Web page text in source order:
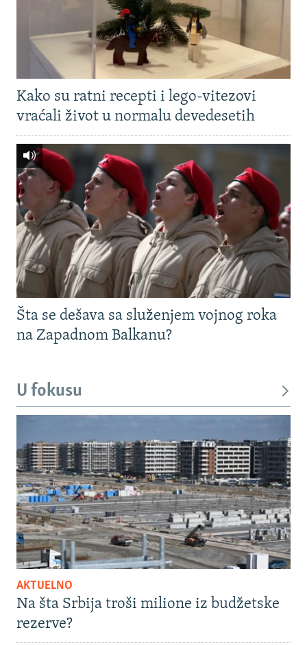
Kako su ratni recepti i lego-vitezovi
vraćali život u normalu devedesetih
Šta se dešava sa služenjem vojnog roka
na Zapadnom Balkanu?
U fokusu
AKTUELNO
Na šta Srbija troši milione iz budžetske
rezerve?